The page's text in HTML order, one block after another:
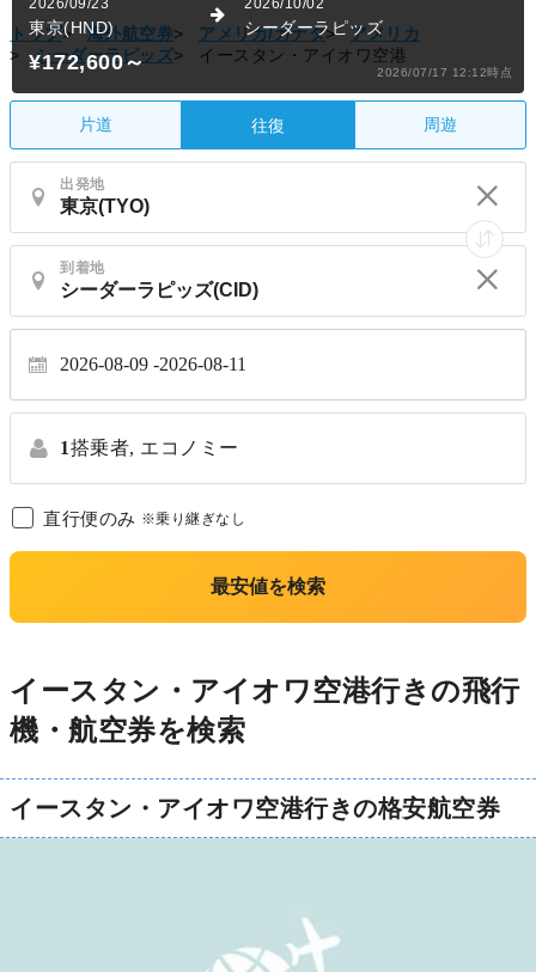
トップ> 海外航空券> アメリカ/カナダ>
アメリカ
>
シーダーラピッズ> イースタン・アイオワ空港
片道 往復 周遊
出発地
到着地
2026-08-09 2026-08-11
1搭乗者, エコノミー
直行便のみ ※乗り継ぎなし
最安値を検索
イースタン・アイオワ空港行きの飛行
機・航空券を検索
イースタン・アイオワ空港行きの格安航空券